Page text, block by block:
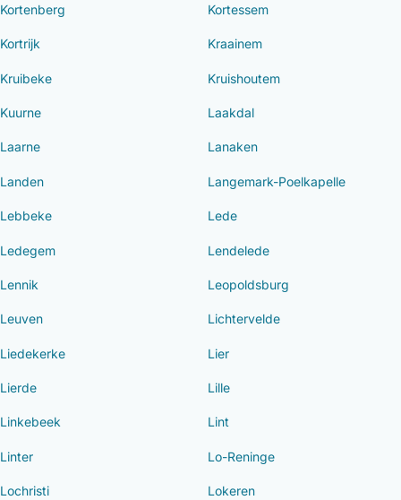
Kortenberg Kortessem
Kortrijk Kraainem
Kruibeke Kruishoutem
Kuurne Laakdal
Laarne Lanaken
Landen Langemark-Poelkapelle
Lebbeke Lede
Ledegem Lendelede
Lennik Leopoldsburg
Leuven Lichtervelde
Liedekerke Lier
Lierde Lille
Linkebeek Lint
Linter Lo-Reninge
Lochristi Lokeren